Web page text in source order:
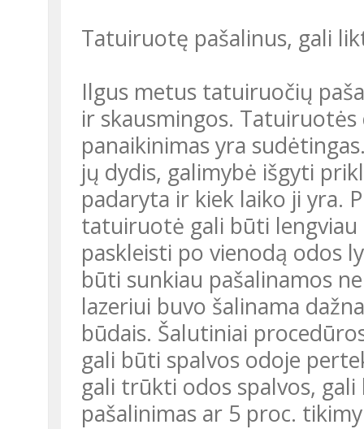
Tatuiruotę pašalinus, gali
Ilgus metus tatuiruočių
ir skausmingos.
panaikinimas yra
jų dydis, galimybė išgyti
padaryta ir kiek laiko ji yra.
tatuiruotė gali būti lengviau
paskleisti po vienodą odos
būti sunkiau pašalinamos
lazeriui buvo šalinama
būdais. Šalutiniai
gali būti spalvos odoje
gali trūkti odos spalvos,
pašalinimas ar 5 proc.